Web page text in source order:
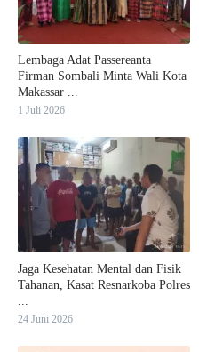
Lembaga Adat Passereanta
Firman Sombali Minta Wali Kota
Makassar ...
1 Juli 2026
Jaga Kesehatan Mental dan Fisik
Tahanan, Kasat Resnarkoba Polres
24 Juni 2026